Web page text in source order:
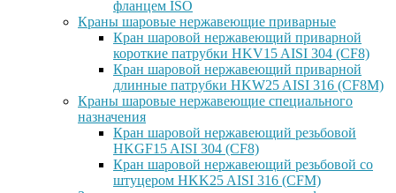
фланцем ISO
Краны шаровые нержавеющие приварные
Кран шаровой нержавеющий приварной
короткие патрубки HKV15 AISI 304 (CF8)
Кран шаровой нержавеющий приварной
длинные патрубки HKW25 AISI 316 (CF8M)
Краны шаровые нержавеющие специального
назначения
Кран шаровой нержавеющий резьбовой
HKGF15 AISI 304 (CF8)
Кран шаровой нержавеющий резьбовой со
штуцером HKK25 AISI 316 (CFM)